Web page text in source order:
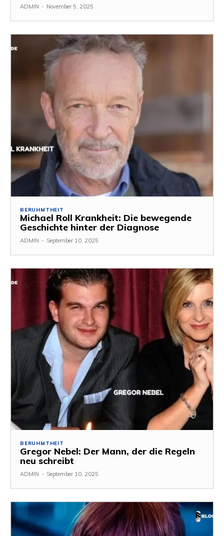
ADMIN - November 5, 2025
BERUHMTHEIT
Michael Roll Krankheit: Die bewegende
Geschichte hinter der Diagnose
ADMIN - September 10, 2025
BERUHMTHEIT
Gregor Nebel: Der Mann, der die Regeln
neu schreibt
ADMIN - September 10, 2025